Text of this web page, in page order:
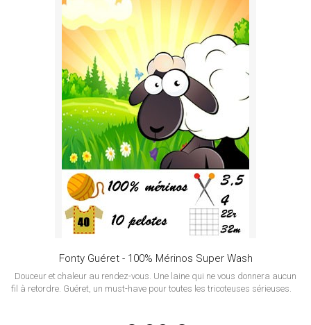
Fonty Guéret - 100% Mérinos Super Wash
Douceur et chaleur au rendez-vous. Une laine qui ne vous donnera aucun
fil à retordre. Guéret, un must-have pour toutes les tricoteuses sérieuses.